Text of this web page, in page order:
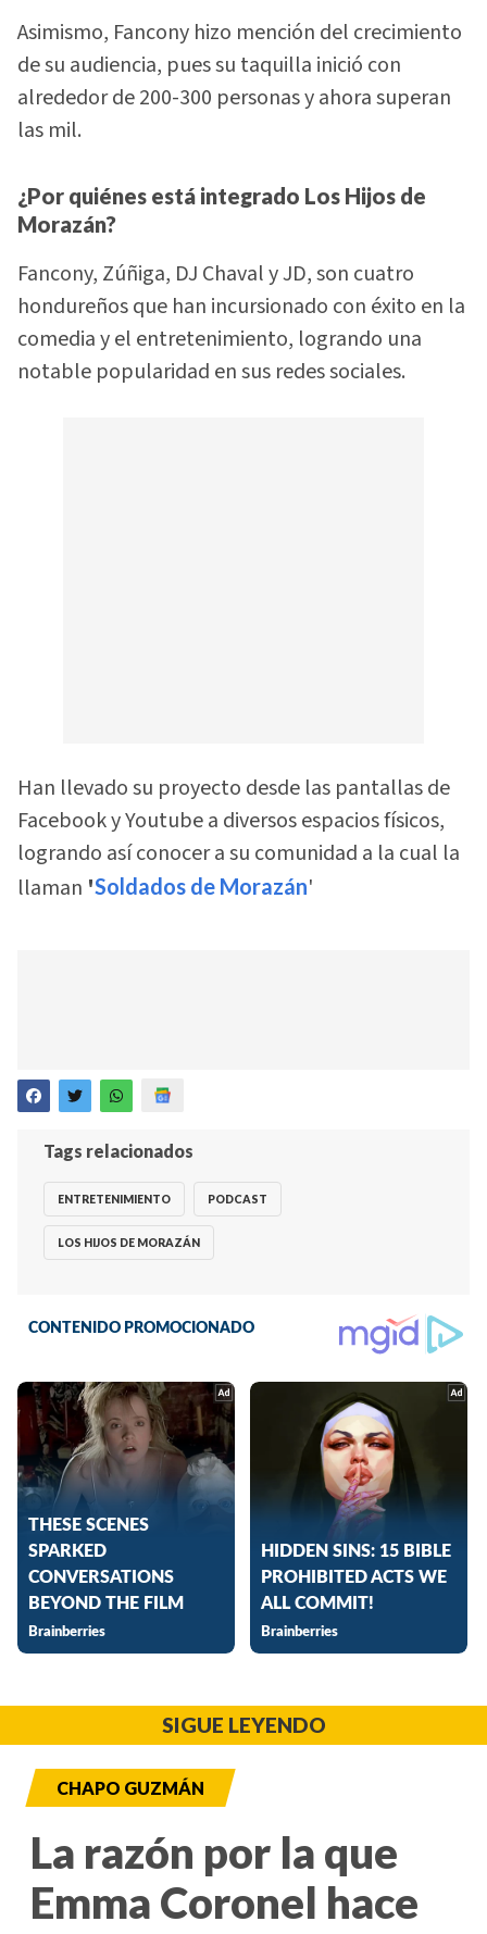
Asimismo, Fancony hizo mención del crecimiento
de su audiencia, pues su taquilla inició con
alrededor de 200-300 personas y ahora superan
las mil.
¿Por quiénes está integrado Los Hijos de
Morazán?
Fancony, Zúñiga, DJ Chaval y JD, son cuatro
hondureños que han incursionado con éxito en la
comedia y el entretenimiento, logrando una
notable popularidad en sus redes sociales.
Han llevado su proyecto desde las pantallas de
Facebook y Youtube a diversos espacios físicos,
logrando así conocer a su comunidad a la cual la
llaman 'Soldados de Morazán'
Tags relacionados
ENTRETENIMIENTO PODCAST
LOS HIJOS DE MORAZÁN
SIGUE LEYENDO
CHAPO GUZMÁN
La razón por la que
Emma Coronel hace